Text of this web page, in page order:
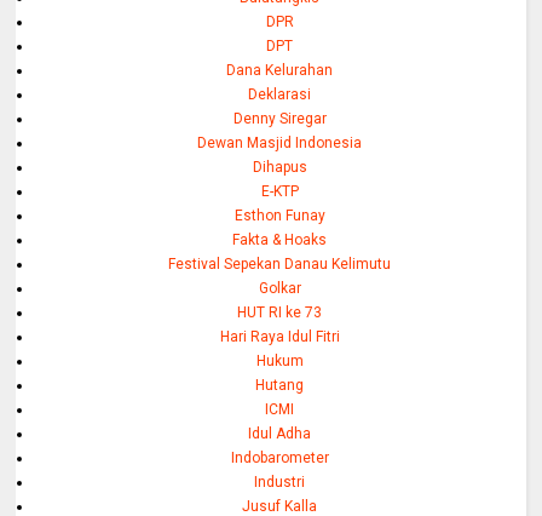
DPR
DPT
Dana Kelurahan
Deklarasi
Denny Siregar
Dewan Masjid Indonesia
Dihapus
E-KTP
Esthon Funay
Fakta & Hoaks
Festival Sepekan Danau Kelimutu
Golkar
HUT RI ke 73
Hari Raya Idul Fitri
Hukum
Hutang
ICMI
Idul Adha
Indobarometer
Industri
Jusuf Kalla